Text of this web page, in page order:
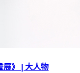
展》 | 大人物